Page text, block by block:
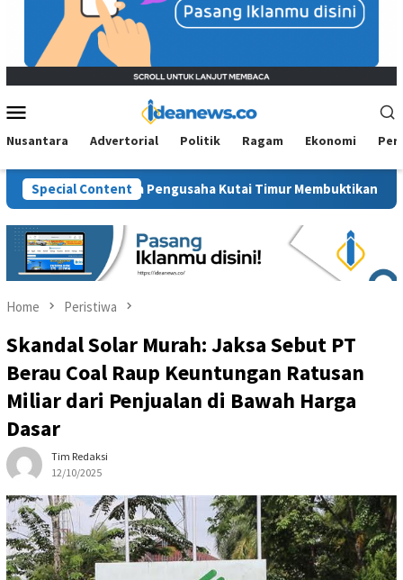
Menu
Nusantara Advertorial Politik Ragam Ekonomi
Special Content
Pengusaha Kutai Timur Membuktikan Diri Viral
Home Peristiwa
Skandal Solar Murah: Jaksa Sebut PT
Berau Coal Raup Keuntungan Ratusan
Miliar dari Penjualan di Bawah Harga
Dasar
Tim Redaksi
12/10/2025